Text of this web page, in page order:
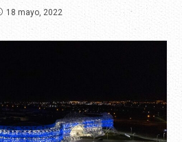
18 mayo, 2022